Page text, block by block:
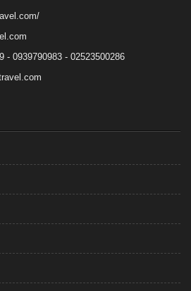
- 0939790983 - 02523500286